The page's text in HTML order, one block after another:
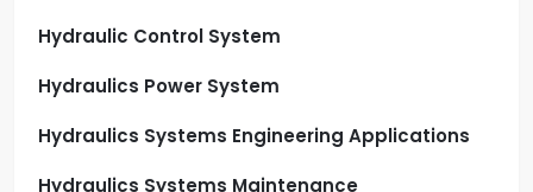
Hydraulic Control System
Hydraulics Power System
Hydraulics Systems Engineering Applications
Hydraulics Systems Maintenance